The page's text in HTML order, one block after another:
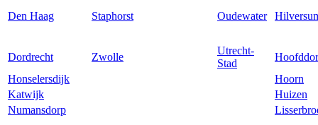
Den Haag Staphorst Oudewater
Dordrecht Zwolle
Utrecht-
Stad
Honselersdijk
Hoorn
Katwijk
Huizen
Numansdorp